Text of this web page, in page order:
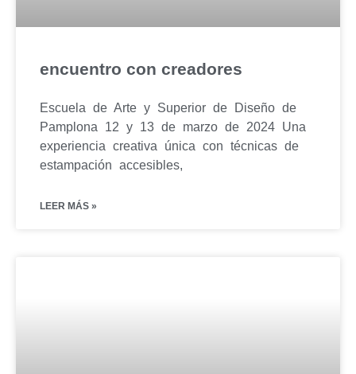
encuentro con creadores
Escuela de Arte y Superior de Diseño de
Pamplona 12 y 13 de marzo de 2024 Una
experiencia creativa única con técnicas de
estampación accesibles,
LEER MÁS »